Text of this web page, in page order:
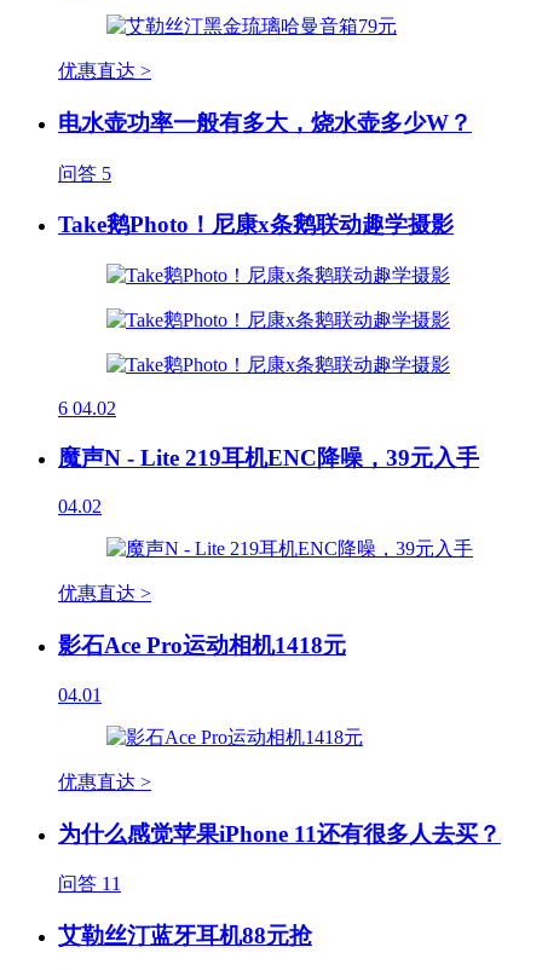
优惠直达 >
电水壶功率一般有多大，烧水壶多少W？
问答 5
Take鹅Photo！尼康x条鹅联动趣学摄影
6 04.02
魔声N - Lite 219耳机ENC降噪，39元入手
04.02
优惠直达 >
影石Ace Pro运动相机1418元
04.01
优惠直达 >
为什么感觉苹果iPhone 11还有很多人去买？
问答 11
艾勒丝汀蓝牙耳机88元抢